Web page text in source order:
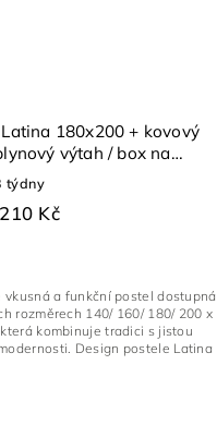
180x200 + kovový
výtah / box na
týdny
Kč
vkusná a funkční postel dostupná
rozměrech 140/ 160/ 180/ 200 x
kombinuje tradici s jistou
Design postele Latina